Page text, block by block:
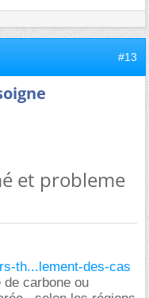
#13
et probleme
th...lement-des-cas
de carbone ou